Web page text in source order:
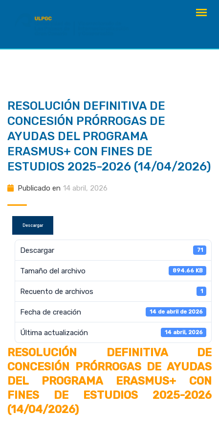
RESOLUCIÓN DEFINITIVA DE
CONCESIÓN PRÓRROGAS DE
AYUDAS DEL PROGRAMA
ERASMUS+ CON FINES DE
ESTUDIOS 2025-2026 (14/04/2026)
Publicado en 14 abril, 2026
Descargar
Descargar 71
Tamaño del archivo 894.66 KB
Recuento de archivos 1
Fecha de creación 14 de abril de 2026
Última actualización 14 abril, 2026
RESOLUCIÓN DEFINITIVA DE
CONCESIÓN PRÓRROGAS DE AYUDAS
DEL PROGRAMA ERASMUS+ CON
FINES DE ESTUDIOS 2025-2026
(14/04/2026)